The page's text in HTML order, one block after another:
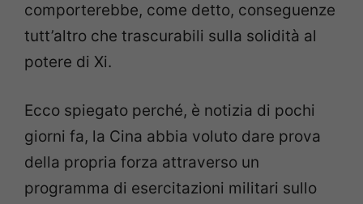
comporterebbe, come detto, conseguenze
tutt’altro che trascurabili sulla solidità al
potere di Xi.
Ecco spiegato perché, è notizia di pochi
giorni fa, la Cina abbia voluto dare prova
della propria forza attraverso un
programma di esercitazioni militari sullo